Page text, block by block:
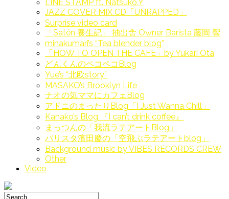
LINE STAMP ft. Natsuko.Y
JAZZ COVER MIX CD「UNRAPPED」
Surprise video card
「Satén 養生記」 抽出舎 Owner Barista 藤岡 響
minakumari’s “Tea blender blog”
「HOW TO OPEN THE CAFE」by Yukari Ota
どんくんのペコペコBlog
Yue’s “北欧story”
MASAKO’s Brooklyn Life
ナオの気ママにカフェBlog
アドニのまったりBlog「I Just Wanna Chill」
Kanako’s Blog 『I can’t drink coffee』
まっつんの「我流ラテアートBlog」
バリスタ濱田慶の「空飛ぶラテアートblog」
Background music by VIBES RECORDS CREW
Other
Video